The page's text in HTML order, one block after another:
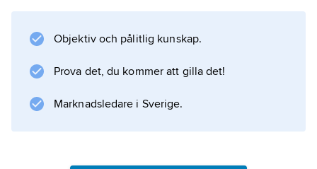
konkurrensfördelar gentemot utländska
producenter.
Protektionism har i flera länder, till exempel. i
USA och Tyskland under 1800-talet, varit en
Objektiv och pålitlig kunskap.
Prova det, du kommer att gilla det!
Marknadsledare i Sverige.